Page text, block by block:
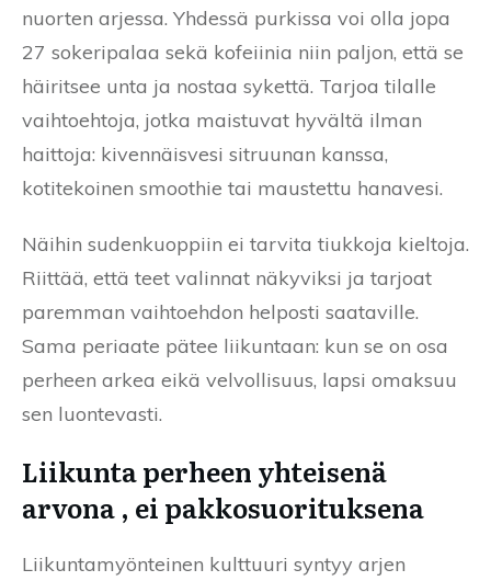
nuorten arjessa. Yhdessä purkissa voi olla jopa
27 sokeripalaa sekä kofeiinia niin paljon, että se
häiritsee unta ja nostaa sykettä. Tarjoa tilalle
vaihtoehtoja, jotka maistuvat hyvältä ilman
haittoja: kivennäisvesi sitruunan kanssa,
kotitekoinen smoothie tai maustettu hanavesi.
Näihin sudenkuoppiin ei tarvita tiukkoja kieltoja.
Riittää, että teet valinnat näkyviksi ja tarjoat
paremman vaihtoehdon helposti saataville.
Sama periaate pätee liikuntaan: kun se on osa
perheen arkea eikä velvollisuus, lapsi omaksuu
sen luontevasti.
Liikunta perheen yhteisenä
arvona , ei pakkosuorituksena
Liikuntamyönteinen kulttuuri syntyy arjen